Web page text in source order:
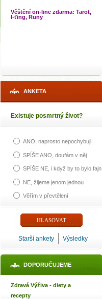
Věštění on-line zdarma: Tarot,
I-ťing, Runy
ANKETA
Existuje posmrtný život?
ANO, naprosto nepochybuji
SPÍŠE ANO, doufám v něj
SPÍŠE NE, i když by to bylo fajn
NE, žijeme jenom jednou
Věřím v převtělení
Starší ankety Výsledky
DOPORUČUJEME
Zdravá Výživa - diety a
recepty